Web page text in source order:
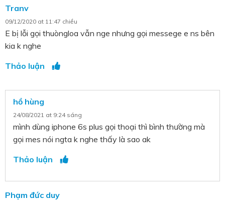
Tranv
09/12/2020 at 11:47 chiều
E bị lỗi gọi thuòngloa vẫn nge nhưng gọi messege e ns bên
kia k nghe
Thảo luận
hồ hùng
24/08/2021 at 9:24 sáng
mình dùng iphone 6s plus gọi thoại thì bình thường mà
gọi mes nói ngta k nghe thấy là sao ak
Thảo luận
Phạm đức duy